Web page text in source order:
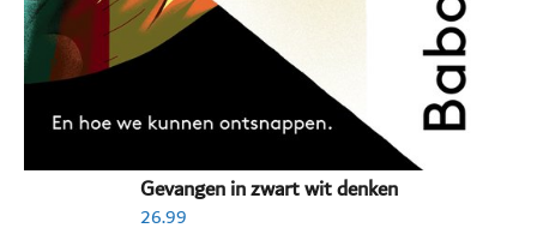
Gevangen in zwart wit denken
26.99